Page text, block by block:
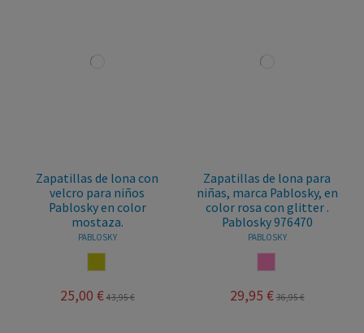
Zapatillas de lona con
velcro para niños
Pablosky en color
mostaza.
PABLOSKY
25,00 € 43,95 €
Zapatillas de lona para
niñas, marca Pablosky, en
color rosa con glitter .
Pablosky 976470
PABLOSKY
29,95 € 36,95 €